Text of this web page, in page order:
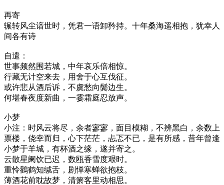
再寄
辗转风尘谙世时，凭君一语卸矜持。十年桑海遥相抱，犹幸人
间各有诗
自遣：
世事频然围若城，中年哀乐倍相惊。
行藏无计空来去，用舍于心互伐征。
或许悲从酒后诉，不虞愁向鬓边生。
何堪春夜度新曲，一霎霜庭忍放声。
小梦
小注：时风云将尽，余者寥寥，面目模糊，不辨黑白，余数上
票楼，侥幸而归，心下茫茫，忐忑不已，是有所感，昔年曾逢
小梦于羊城，有杯酒之缘，遂并寄之。
云散星阑饮已迟，数瓯香雪度艰时。
重怜鸛鹤知缄舌，剧惮寒蝉欲抱枝。
薄酒花前耽故梦，清箫客里动相思。